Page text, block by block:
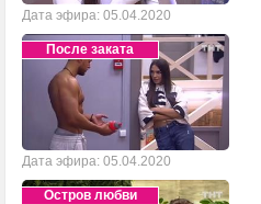
Дата эфира: 05.04.2020
После заката
Дата эфира: 05.04.2020
Остров любви